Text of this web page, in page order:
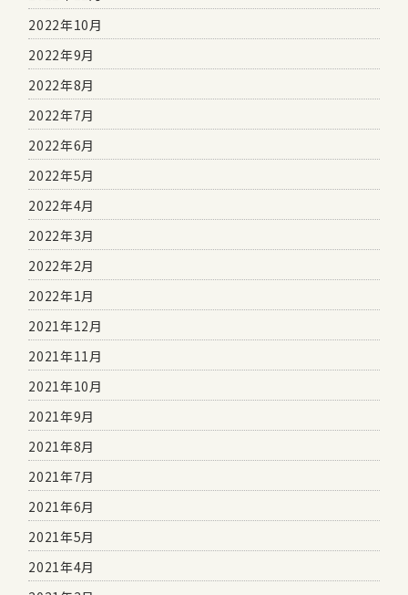
2022年10月
2022年9月
2022年8月
2022年7月
2022年6月
2022年5月
2022年4月
2022年3月
2022年2月
2022年1月
2021年12月
2021年11月
2021年10月
2021年9月
2021年8月
2021年7月
2021年6月
2021年5月
2021年4月